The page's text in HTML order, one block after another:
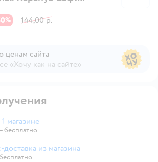
%
144,00 р.
ценам сайта
«Хочу как на сайте»
доставки.
магазине
бесплатно
магазина
из магазина